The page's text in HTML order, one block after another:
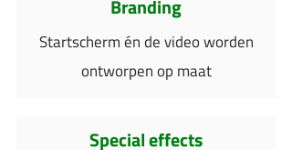
Branding
Startscherm én de video worden
ontworpen op maat
Special effects